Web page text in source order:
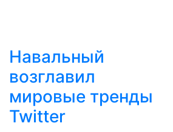
Навальный
возглавил
мировые тренды
Twitter